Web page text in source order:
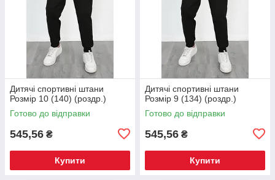
Дитячі спортивні штани
Розмір 10 (140) (роздр.)
Готово до відправки
545,56 ₴
Купити
Дитячі спортивні штани
Розмір 9 (134) (роздр.)
Готово до відправки
545,56 ₴
Купити